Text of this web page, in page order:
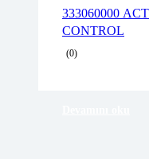
333060000
CONTROL
(0)
2 years
Delivery
Free 90